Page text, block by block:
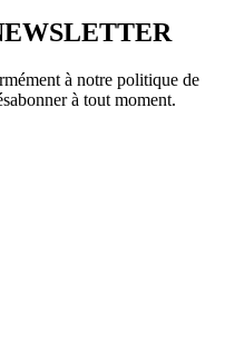
à notre politique de
à tout moment.